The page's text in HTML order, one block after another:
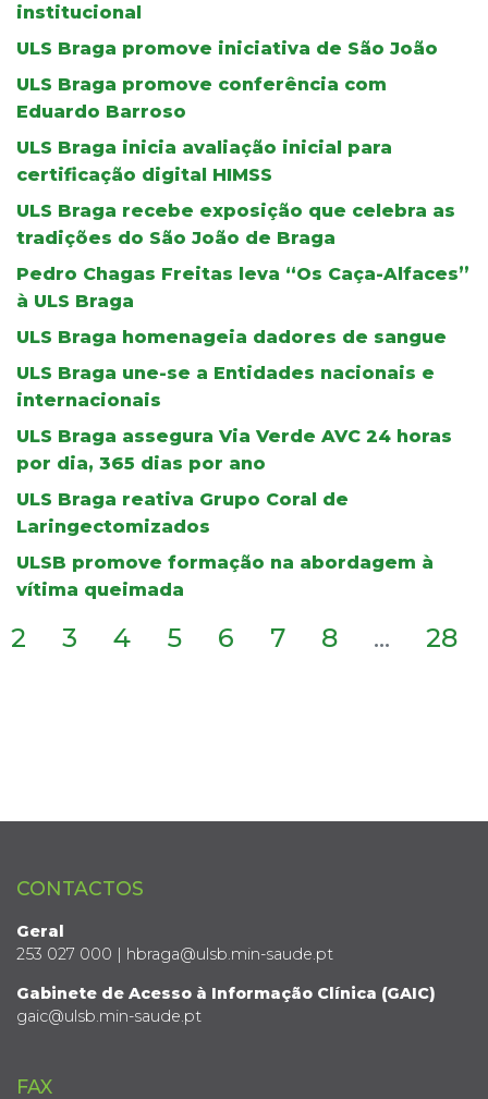
institucional
ULS Braga promove iniciativa de São João
ULS Braga promove conferência com
Eduardo Barroso
ULS Braga inicia avaliação inicial para
certificação digital HIMSS
ULS Braga recebe exposição que celebra as
tradições do São João de Braga
Pedro Chagas Freitas leva “Os Caça-Alfaces”
à ULS Braga
ULS Braga homenageia dadores de sangue
ULS Braga une-se a Entidades nacionais e
internacionais
ULS Braga assegura Via Verde AVC 24 horas
por dia, 365 dias por ano
ULS Braga reativa Grupo Coral de
Laringectomizados
ULSB promove formação na abordagem à
vítima queimada
2 3 4 5 6 7 8 ... 28
CONTACTOS
Geral
253 027 000 | hbraga@ulsb.min-saude.pt
Gabinete de Acesso à Informação Clínica (GAIC)
gaic@ulsb.min-saude.pt
FAX